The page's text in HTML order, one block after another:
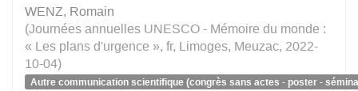
WENZ, Romain
(Journées annuelles UNESCO - Mémoire du monde :
« Les plans d'urgence », fr, Limoges, Meuzac, 2022-
10-04)
Autre communication scientifique (congrès sans actes - poster -